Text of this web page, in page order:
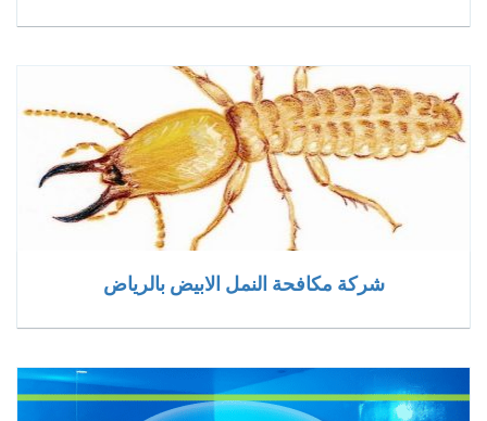
شركة مكافحة النمل الابيض بالرياض